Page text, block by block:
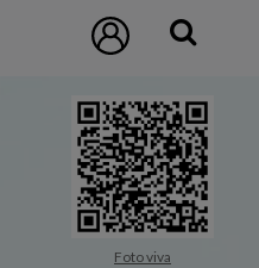
Foto viva